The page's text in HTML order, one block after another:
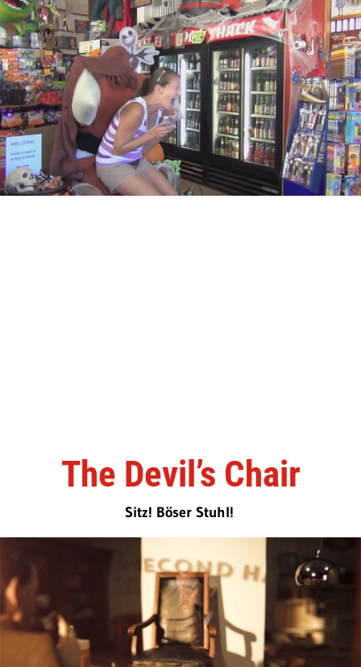
The Devil’s Chair
Sitz! Böser Stuhl!